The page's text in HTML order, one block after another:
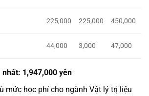
225,000 225,000 450,000
44,000 3,000 47,000
1,947,000 yên
mức học phí cho ngành Vật lý trị liệu